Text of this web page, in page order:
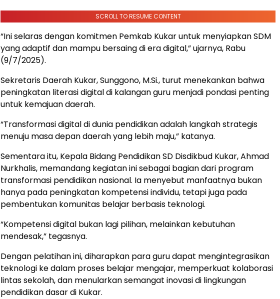
SCROLL TO RESUME CONTENT
“Ini selaras dengan komitmen Pemkab Kukar untuk menyiapkan SDM
yang adaptif dan mampu bersaing di era digital,” ujarnya, Rabu
(9/7/2025).
Sekretaris Daerah Kukar, Sunggono, M.Si., turut menekankan bahwa
peningkatan literasi digital di kalangan guru menjadi pondasi penting
untuk kemajuan daerah.
“Transformasi digital di dunia pendidikan adalah langkah strategis
menuju masa depan daerah yang lebih maju,” katanya.
Sementara itu, Kepala Bidang Pendidikan SD Disdikbud Kukar, Ahmad
Nurkhalis, memandang kegiatan ini sebagai bagian dari program
transformasi pendidikan nasional. Ia menyebut manfaatnya bukan
hanya pada peningkatan kompetensi individu, tetapi juga pada
pembentukan komunitas belajar berbasis teknologi.
“Kompetensi digital bukan lagi pilihan, melainkan kebutuhan
mendesak,” tegasnya.
Dengan pelatihan ini, diharapkan para guru dapat mengintegrasikan
teknologi ke dalam proses belajar mengajar, memperkuat kolaborasi
lintas sekolah, dan menularkan semangat inovasi di lingkungan
pendidikan dasar di Kukar.